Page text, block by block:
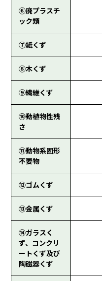
⑥廃プラスチ
ック類
⑦紙くず
⑧木くず
⑨繊維くず
⑩動植物性残
さ
⑪動物系固形
不要物
⑫ゴムくず
⑬金属くず
⑭ガラスく
ず、コンクリ
ートくず及び
陶磁器くず